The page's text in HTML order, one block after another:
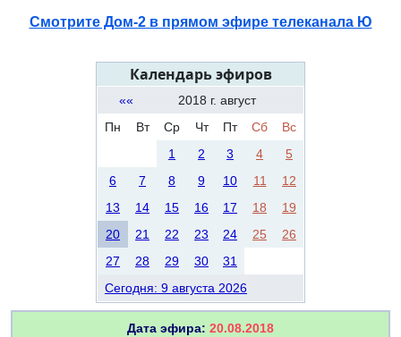
Смотрите Дом-2 в прямом эфире телеканала Ю
Календарь эфиров
««
2018 г. август
Пн
Вт Ср Чт Пт Сб
Вс
1
2 3 4
5
6
7 8 9 10 11
12
13
14 15 16 17 18
19
20
21 22 23 24 25
26
27
28 29 30
31
Сегодня: 9 августа 2026
Дата эфира: 20.08.2018